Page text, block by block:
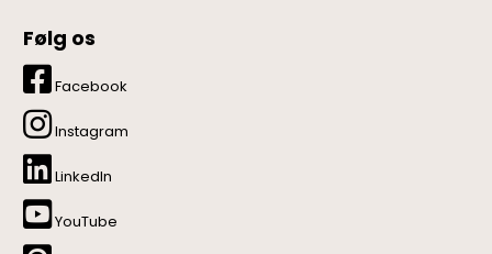
Følg os
Facebook
Instagram
LinkedIn
YouTube